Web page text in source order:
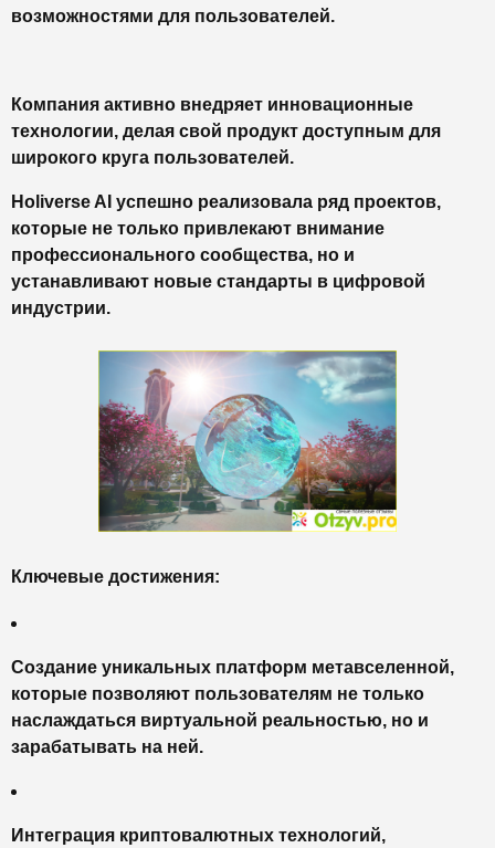
возможностями для пользователей.
Компания активно внедряет инновационные
технологии, делая свой продукт доступным для
широкого круга пользователей.
Holiverse AI успешно реализовала ряд проектов,
которые не только привлекают внимание
профессионального сообщества, но и
устанавливают новые стандарты в цифровой
индустрии.
Ключевые достижения:
Создание уникальных платформ метавселенной,
которые позволяют пользователям не только
наслаждаться виртуальной реальностью, но и
зарабатывать на ней.
Интеграция криптовалютных технологий,